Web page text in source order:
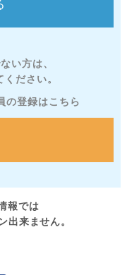
い方は、
ださい。
の登録はこちら
報では
出来ません。